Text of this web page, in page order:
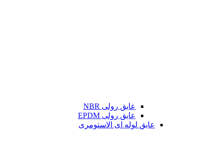
عایق رولی NBR
عایق رولی EPDM
عایق لوله ای الاستومری